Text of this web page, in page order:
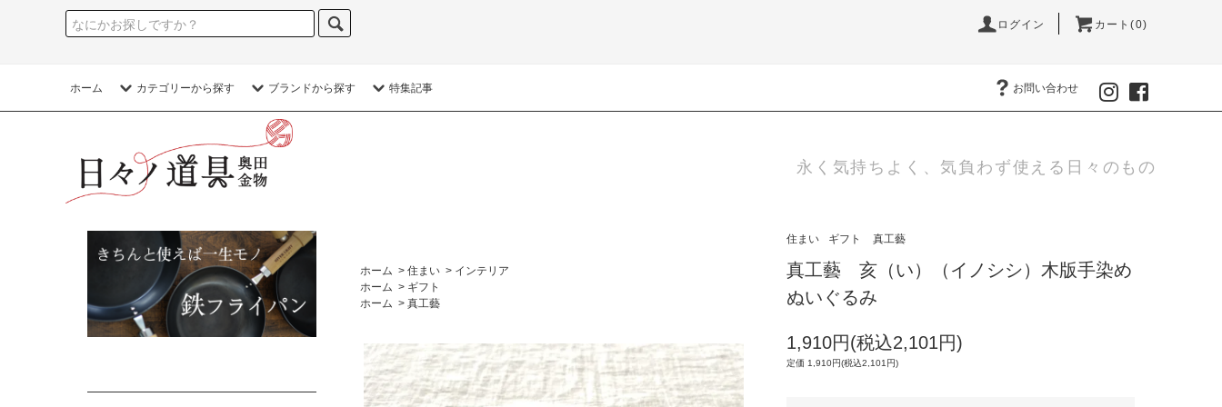
ログイン カート(0)
ホーム カテゴリーから探す ブランドから探す 特集記事 お問い合わせ
永く気持ちよく、気負わず使える日々のもの
ホーム > 住まい > インテリア
ホーム > ギフト
ホーム > 真工藝
住まい ギフト 真工藝
真工藝 亥（い）（イノシシ）木版手染め
ぬいぐるみ
1,910円(税込2,101円)
定価 1,910円(税込2,101円)